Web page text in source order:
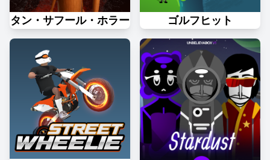
タン・サフール・ホラー ゴルフヒット